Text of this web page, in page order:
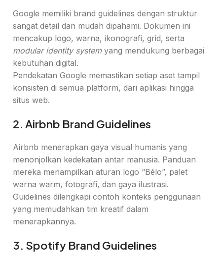
Google memiliki brand guidelines dengan struktur
sangat detail dan mudah dipahami. Dokumen ini
mencakup logo, warna, ikonografi, grid, serta
modular identity systemyang mendukung berbagai
kebutuhan digital.
Pendekatan Google memastikan setiap aset tampil
konsisten di semua platform, dari aplikasi hingga
situs web.
2. Airbnb Brand Guidelines
Airbnb menerapkan gaya visual humanis yang
menonjolkan kedekatan antar manusia. Panduan
mereka menampilkan aturan logo “Bélo”, palet
warna warm, fotografi, dan gaya ilustrasi.
Guidelines dilengkapi contoh konteks penggunaan
yang memudahkan tim kreatif dalam
menerapkannya.
3. Spotify Brand Guidelines